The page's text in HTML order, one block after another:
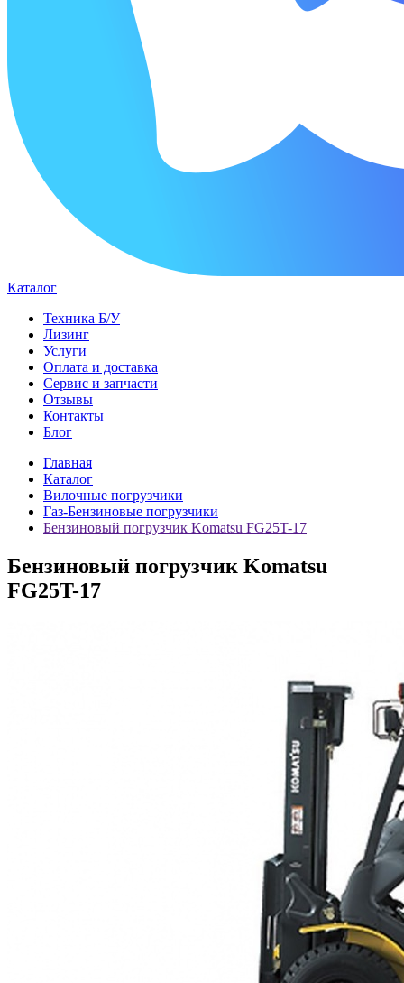
Каталог
Техника Б/У
Лизинг
Услуги
Оплата и доставка
Сервис и запчасти
Отзывы
Контакты
Блог
Главная
Каталог
Вилочные погрузчики
Газ-Бензиновые погрузчики
Бензиновый погрузчик Komatsu FG25T-17
Бензиновый погрузчик Komatsu
FG25T-17